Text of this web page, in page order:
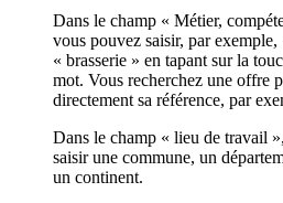
Dans le champ « Métier,
vous pouvez saisir, par
« brasserie » en tapant sur la
mot. Vous recherchez une offre
directement sa référence, par
Dans le champ « lieu de travail
saisir une commune, un
un continent.